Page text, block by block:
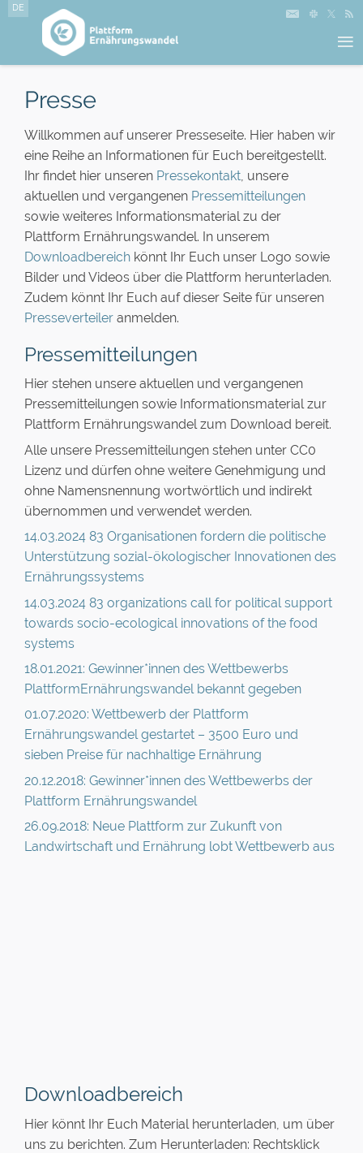
DE
≡
Presse
Willkommen auf unserer Presseseite. Hier haben wir
eine Reihe an Informationen für Euch bereitgestellt.
Ihr findet hier unseren Pressekontakt , unsere
aktuellen und vergangenen Pressemitteilungen
sowie weiteres Informationsmaterial zu der
Plattform Ernährungswandel. In unserem
Downloadbereich könnt Ihr Euch unser Logo sowie
Bilder und Videos über die Plattform herunterladen.
Zudem könnt Ihr Euch auf dieser Seite für unseren
Presseverteiler anmelden.
Pressemitteilungen
Hier stehen unsere aktuellen und vergangenen
Pressemitteilungen sowie Informationsmaterial zur
Plattform Ernährungswandel zum Download bereit.
Alle unsere Pressemitteilungen stehen unter CC0
Lizenz und dürfen ohne weitere Genehmigung und
ohne Namensnennung wortwörtlich und indirekt
übernommen und verwendet werden.
14.03.2024 83 Organisationen fordern die politische
Unterstützung sozial-ökologischer Innovationen des
Ernährungssystems
14.03.2024 83 organizations call for political support
towards socio-ecological innovations of the food
systems
18.01.2021: Gewinner*innen des Wettbewerbs
PlattformErnährungswandel bekannt gegeben
01.07.2020: Wettbewerb der Plattform
Ernährungswandel gestartet – 3500 Euro und
sieben Preise für nachhaltige Ernährung
20.12.2018: Gewinner*innen des Wettbewerbs der
Plattform Ernährungswandel
26.09.2018: Neue Plattform zur Zukunft von
Landwirtschaft und Ernährung lobt Wettbewerb aus
Downloadbereich
Hier könnt Ihr Euch Material herunterladen, um über
uns zu berichten. Zum Herunterladen: Rechtsklick